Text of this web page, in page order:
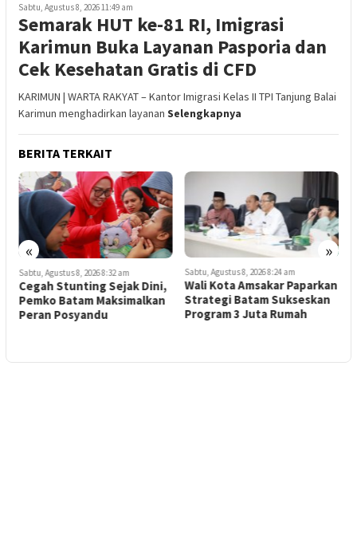
Sabtu, Agustus 8, 2026 11:49 am
Semarak HUT ke-81 RI, Imigrasi
Karimun Buka Layanan Pasporia dan
Cek Kesehatan Gratis di CFD
KARIMUN | WARTA RAKYAT – Kantor Imigrasi Kelas II TPI Tanjung Balai
Karimun menghadirkan layanan Selengkapnya
BERITA TERKAIT
« »
Sabtu, Agustus 8, 2026 8:32 am
Cegah Stunting Sejak Dini,
Pemko Batam Maksimalkan
Peran Posyandu
Sabtu, Agustus 8, 2026 8:24 am
Wali Kota Amsakar Paparkan
Strategi Batam Sukseskan
Program 3 Juta Rumah